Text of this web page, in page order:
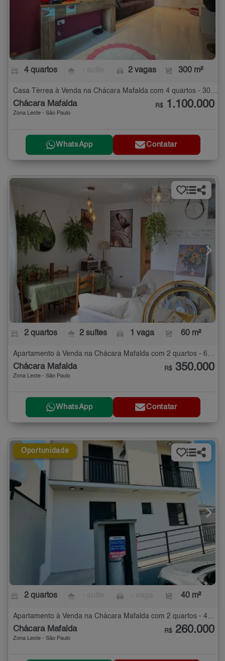
4 quartos 2 vagas 300 m²
Casa Térrea à Venda na Chácara Mafalda com 4 quartos - 300 m²
Chácara Mafalda
Zona Leste - São Paulo
R$ 1.100.000
WhatsApp Contatar
2 quartos 2 suítes 1 vaga 60 m²
Chácara Mafalda
Zona Leste - São Paulo
R$ 350.000
WhatsApp Contatar
Oportunidade
2 quartos 40 m²
Apartamento à Venda na Chácara Mafalda com 2 quartos - 40 m²
Chácara Mafalda
Zona Leste - São Paulo
R$ 260.000